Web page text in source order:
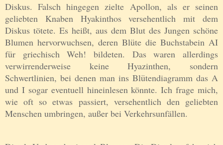
Diskus. Falsch hingegen zielte Apollon, als er seinen
geliebten Knaben Hyakinthos versehentlich mit dem
Diskus tötete. Es heißt, aus dem Blut des Jungen schöne
Blumen hervorwuchsen, deren Blüte die Buchstabein AI
für griechisch Weh! bildeten. Das waren allerdings
verwirrenderweise keine Hyazinthen, sondern
Schwertlinien, bei denen man ins Blütendiagramm das A
und I sogar eventuell hineinlesen könnte. Ich frage mich,
wie oft so etwas passiert, versehentlich den geliebten
Menschen umbringen, außer bei Verkehrsunfällen.